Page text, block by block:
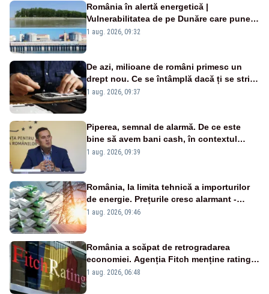
România în alertă energetică |
Vulnerabilitatea de pe Dunăre care pune
în pericol Centrala Cernavodă era
1 aug. 2026, 09:32
De azi, milioane de români primesc un
drept nou. Ce se întâmplă dacă ți se strică
un produs
1 aug. 2026, 09:37
Piperea, semnal de alarmă. De ce este
bine să avem bani cash, în contextul
alertei energetice?
1 aug. 2026, 09:39
România, la limita tehnică a importurilor
de energie. Prețurile cresc alarmant -
Analiză Realitatea Plus
1 aug. 2026, 09:46
România a scăpat de retrogradarea
economiei. Agenția Fitch menține ratingul
„BBB-” cu perspectivă negativă
1 aug. 2026, 06:48